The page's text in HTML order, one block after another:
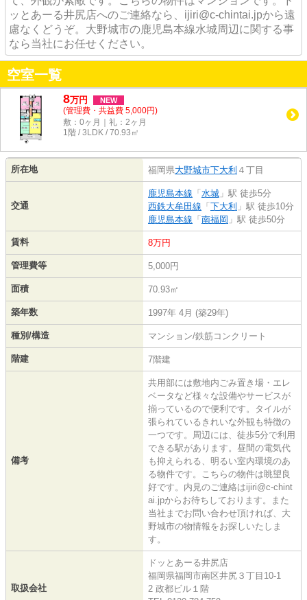
ッとあーる井尻店へのご連絡なら、ijiri@c-chintai.jpから遠
慮なくどうぞ。大野城市の鹿児島本線水城周辺に関する事
なら当社にお任せください。
空室一覧
8万円 NEW
(管理費・共益費 5,000円)
敷：0ヶ月｜礼：2ヶ月
1階 / 3LDK / 70.93㎡
所在地 福岡県大野城市下大利 ４丁目
交通
鹿児島本線 「 水城 」駅 徒歩5分
西鉄大牟田線 「 下大利 」駅 徒歩10分
鹿児島本線 「 南福岡 」駅 徒歩50分
賃料 8万円
管理費等 5,000円
面積 70.93㎡
築年数 1997年 4月 (築29年)
種別/構造 マンション/鉄筋コンクリート
階建 7階建
備考
共用部には敷地内ごみ置き場・エレ
ベータなど様々な設備やサービスが
揃っているので便利です。タイルが
張られているきれいな外観も特徴の
一つです。周辺には、徒歩5分で利用
できる駅があります。昼間の電気代
も抑えられる、明るい室内環境のあ
る物件です。こちらの物件は眺望良
好です。内見のご連絡はijiri@c-chint
ai.jpからお待ちしております。また
当社までお問い合わせ頂ければ、大
野城市の物情報をお探しいたしま
す。
取扱会社
ドッとあーる井尻店
福岡県福岡市南区井尻３丁目10-1
2 政都ビル１階